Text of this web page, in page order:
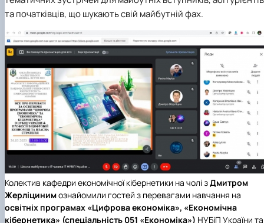
та початківців, що шукають свій майбутній фах.
Колектив кафедри економічної кібернетики на чолі зДмитром
Жерліцинимознайомили гостей з перевагами навчання на
освітніх програмах «Цифрова економіка», «Економічна
кібернетика» (спеціальність 051 «Економіка») НУБіП України та